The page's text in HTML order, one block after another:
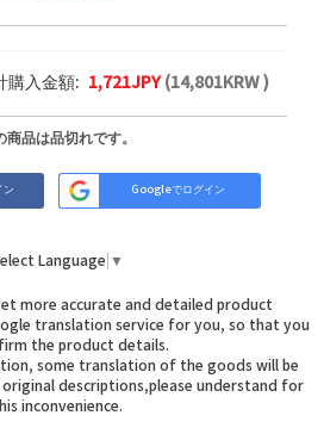
購入金額: 1,721JPY(14,801KRW )
商品は品切れです。
ン Googleでログイン
Language ▼
more accurate and detailed product
translation service for you, so that you
the product details.
some translation of the goods will be
descriptions,please understand for
inconvenience.